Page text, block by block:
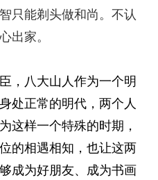
只能剃头做和尚。不认
出家。
，八大山人作为一个明
处正常的明代，两个人
这样一个特殊的时期，
的相遇相知，也让这两
成为好朋友、成为书画